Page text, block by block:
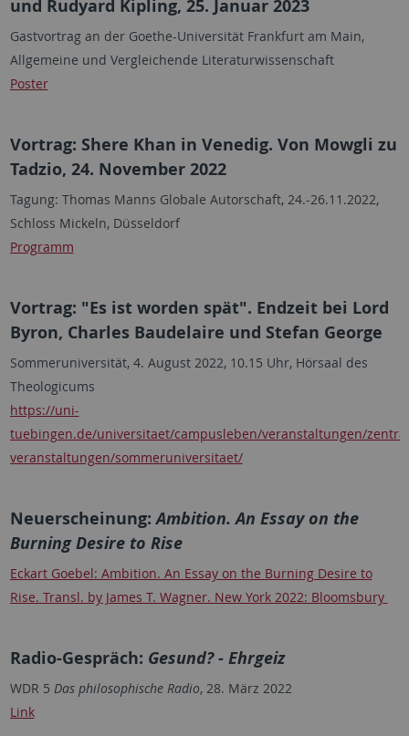
und Rudyard Kipling, 25. Januar 2023
Gastvortrag an der Goethe-Universität Frankfurt am Main,
Allgemeine und Vergleichende Literaturwissenschaft
Poster
Vortrag: Shere Khan in Venedig. Von Mowgli zu
Tadzio, 24. November 2022
Tagung: Thomas Manns Globale Autorschaft, 24.-26.11.2022,
Schloss Mickeln, Düsseldorf
Programm
Vortrag: "Es ist worden spät". Endzeit bei Lord
Byron, Charles Baudelaire und Stefan George
Sommeruniversität, 4. August 2022, 10.15 Uhr, Hörsaal des
Theologicums
https://uni-
tuebingen.de/universitaet/campusleben/veranstaltungen/
veranstaltungen/sommeruniversitaet/
Neuerscheinung:Ambition. An Essay on the
Burning Desire to Rise
Eckart Goebel: Ambition. An Essay on the Burning Desire to
Rise. Transl. by James T. Wagner. New York 2022: Bloomsbury
Radio-Gespräch: Gesund? - Ehrgeiz
WDR 5 Das philosophische Radio, 28. März 2022
Link